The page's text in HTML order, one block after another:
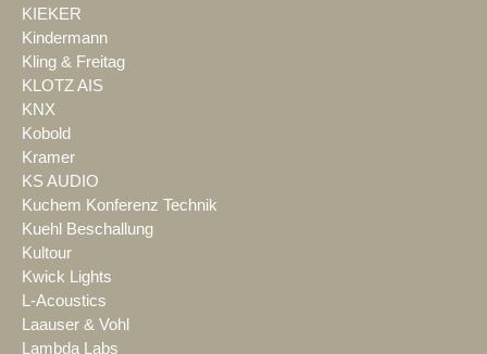
KIEKER
Kindermann
Kling & Freitag
KLOTZ AIS
KNX
Kobold
Kramer
KS AUDIO
Kuchem Konferenz Technik
Kuehl Beschallung
Kultour
Kwick Lights
L-Acoustics
Laauser & Vohl
Lambda Labs